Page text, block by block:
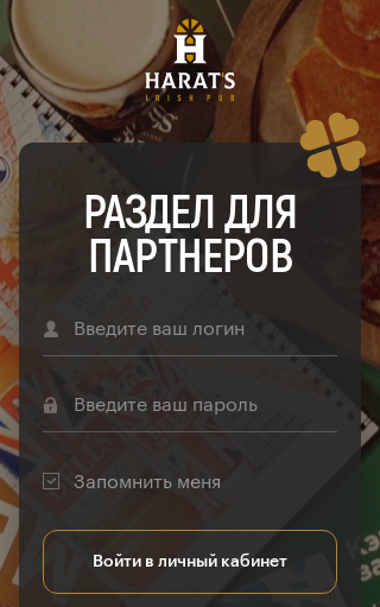
РАЗДЕЛ ДЛЯ
ПАРТНЕРОВ
Запомнить меня
Войти в личный кабинет